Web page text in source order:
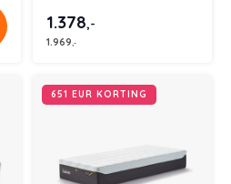
1.378,-
1.969 ,-
651 EUR KORTING